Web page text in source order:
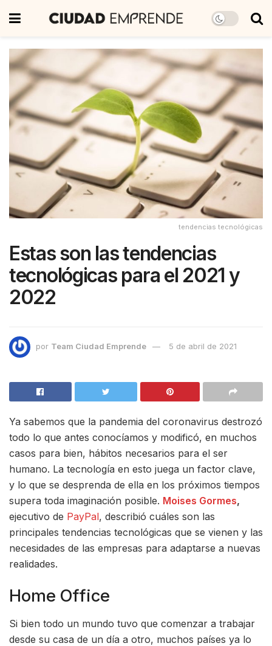
tendencias tecnológicas
Estas son las tendencias
tecnológicas para el 2021 y
2022
por Team Ciudad Emprende 5 de abril de 2021
Ya sabemos que la pandemia del coronavirus destrozó
todo lo que antes conocíamos y modificó, en muchos
casos para bien, hábitos necesarios para el ser
humano. La tecnología en esto juega un factor clave,
y lo que se desprenda de ella en los próximos tiempos
supera toda imaginación posible. Moises Gormes,
ejecutivo de PayPal, describió cuáles son las
principales tendencias tecnológicas que se vienen y las
necesidades de las empresas para adaptarse a nuevas
realidades.
Home Office
Si bien todo un mundo tuvo que comenzar a trabajar
desde su casa de un día a otro, muchos países ya lo